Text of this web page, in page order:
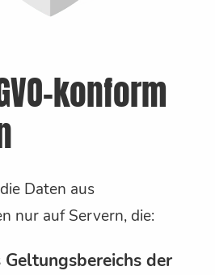
konform
Daten aus
nur auf Servern, die:
der